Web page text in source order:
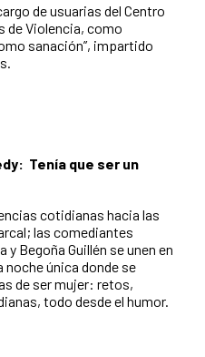
de usuarias del Centro
de Violencia, como
sanación”, impartido
Tenía que ser un
cotidianas hacia las
las comediantes
Begoña Guillén se unen en
única donde se
de ser mujer: retos,
todo desde el humor.